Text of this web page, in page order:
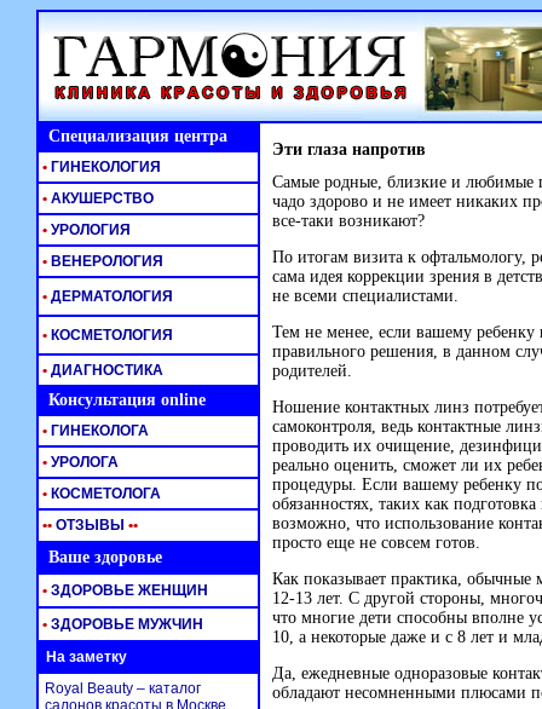
Специализация центра Эти глаза напротив
Самые родные, близкие и любимые
чадо здорово и не имеет никаких
все-таки возникают?
По итогам визита к офтальмологу,
сама идея коррекции зрения в
не всеми специалистами.
Тем не менее, если вашему ребенку
правильного решения, в данном
родителей.
Ношение контактных линз
самоконтроля, ведь контактные
проводить их очищение,
реально оценить, сможет ли их
процедуры. Если вашему ребенку
обязанностях, таких как
возможно, что использование
просто еще не совсем готов.
Как показывает практика, обычные
12-13 лет. С другой стороны,
что многие дети способны вполне
10, а некоторые даже и с 8 лет и
Да, ежедневные одноразовые
обладают несомненными плюсами
• ГИНЕКОЛОГИЯ
• АКУШЕРСТВО
• УРОЛОГИЯ
• ВЕНЕРОЛОГИЯ
• ДЕРМАТОЛОГИЯ
• КОСМЕТОЛОГИЯ
• ДИАГНОСТИКА
Консультация online
• ГИНЕКОЛОГА
• УРОЛОГА
• КОСМЕТОЛОГА
•• ОТЗЫВЫ ••
Ваше здоровье
• ЗДОРОВЬЕ ЖЕНЩИН
• ЗДОРОВЬЕ МУЖЧИН
На заметку
Royal Beauty – каталог
салонов красоты в Москве